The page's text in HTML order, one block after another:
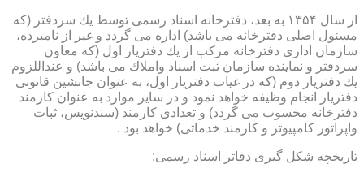
از سال ۱۳۵۴ به بعد، دفترخانه اسناد رسمی توسط یك سردفتر (كه
مسئول اصلی دفترخانه می باشد) اداره می گردد و غیر از نامبرده،
سازمان اداری دفترخانه مركب از یك دفتریار اول (كه معاون
سردفتر و نماینده سازمان ثبت اسناد واملاك می باشد) و عنداللزوم
یك دفتریار دوم (كه در غیاب دفتریار اول، به عنوان جانشین قانونی
دفتریار انجام وظیفه خواهد نمود و در سایر موارد به عنوان كارمند
دفترخانه محسوب می گردد) و تعدادی كارمند (سندنویس، ثبات
واپراتور كامپیوتر و كارمند خدماتی) خواهد بود .
تاریخچه شكل گیری دفاتر اسناد رسمی: